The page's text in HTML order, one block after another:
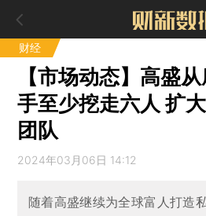
财经
【市场动态】高盛
手至少挖走六人 扩
团队
2024年03月06日 14:12
随着高盛继续为全球富人打造